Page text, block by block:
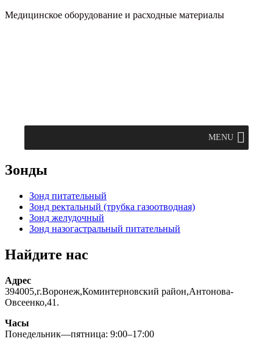
Медицинское оборудование и расходные материалы
MENU
Зонды
Зонд питательный
Зонд ректальный (трубка газоотводная)
Зонд желудочный
Зонд назогастральный питательный
Найдите нас
Адрес
394005,г.Воронеж,Коминтерновский район,Антонова-
Овсеенко,41.
Часы
Понедельник—пятница: 9:00–17:00